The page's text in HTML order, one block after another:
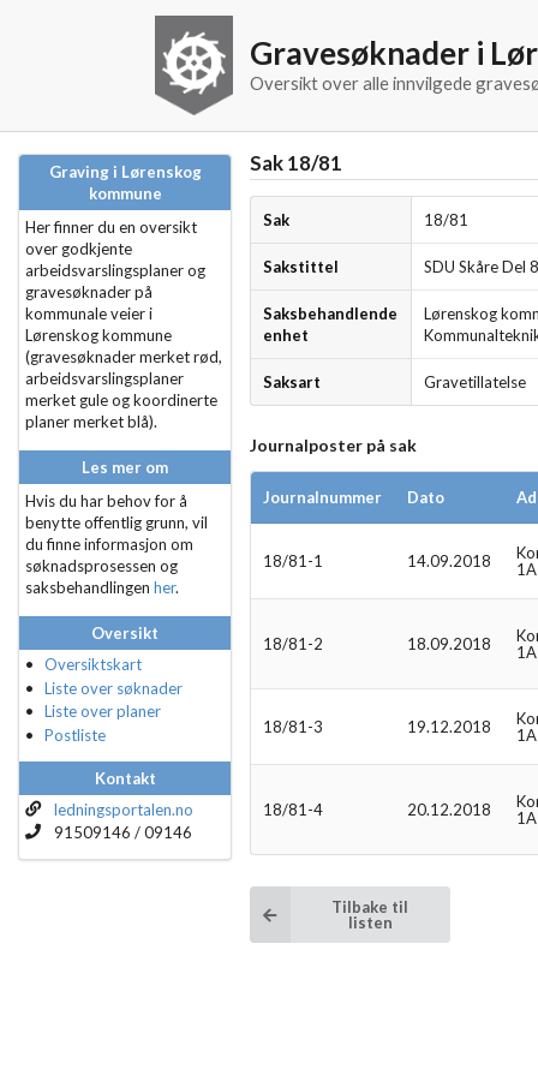
Gravesøknader i
Oversikt over alle innvilgede
Graving i Lørenskog
kommune
Her finner du en oversikt
over godkjente
arbeidsvarslingsplaner og
gravesøknader på
kommunale veier i
Lørenskog kommune
(gravesøknader merket rød,
arbeidsvarslingsplaner
merket gule og koordinerte
planer merket blå).
Les mer om
Hvis du har behov for å
benytte offentlig grunn, vil
du finne informasjon om
søknadsprosessen og
saksbehandlingen her.
Oversikt
Oversiktskart
Liste over søknader
Liste over planer
Postliste
Kontakt
ledningsportalen.no
91509146 / 09146
Sak 18/81
Sak 18/81
Sakstittel SDU Skåre Del
Saksbehandlende
enhet
Lørenskog
Saksart Gravetillatelse
Journalposter på sak
Journalnummer Dato
18/81-1 14.09.2018
18/81-2 18.09.2018
18/81-3 19.12.2018
18/81-4 20.12.2018
Tilbake til
listen